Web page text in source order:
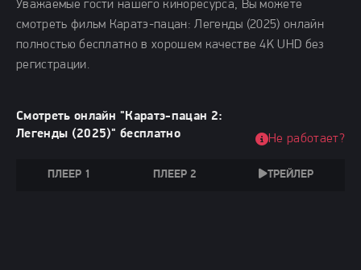
Уважаемые гости нашего киноресурса, Вы можете
смотреть фильм Каратэ-пацан: Легенды (2025) онлайн
полностью бесплатно в хорошем качестве 4K UHD без
регистрации.
Смотреть онлайн "Каратэ-пацан 2:
Легенды (2025)" бесплатно
ПЛЕЕР 1 ПЛЕЕР 2 ТРЕЙЛЕР
Не работает?